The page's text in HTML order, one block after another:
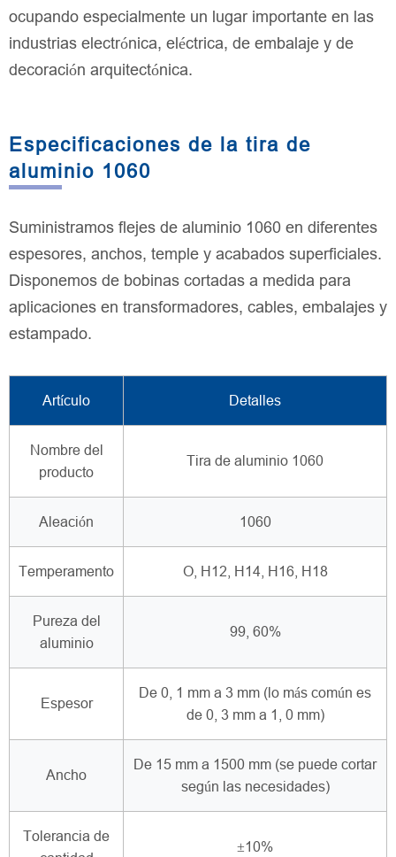
ocupando especialmente un lugar importante en las
industrias electrónica, eléctrica, de embalaje y de
decoración arquitectónica.
Especificaciones de la tira de
aluminio 1060
Suministramos flejes de aluminio 1060 en diferentes
espesores, anchos, temple y acabados superficiales.
Disponemos de bobinas cortadas a medida para
aplicaciones en transformadores, cables, embalajes y
estampado.
Artículo Detalles
Nombre del
producto
Tira de aluminio 1060
Aleación 1060
Temperamento O, H12, H14, H16, H18
Pureza del
aluminio
99, 60%
Espesor
De 0, 1 mm a 3 mm (lo más común es
de 0, 3 mm a 1, 0 mm)
Ancho
De 15 mm a 1500 mm (se puede cortar
según las necesidades)
Tolerancia de
±10%